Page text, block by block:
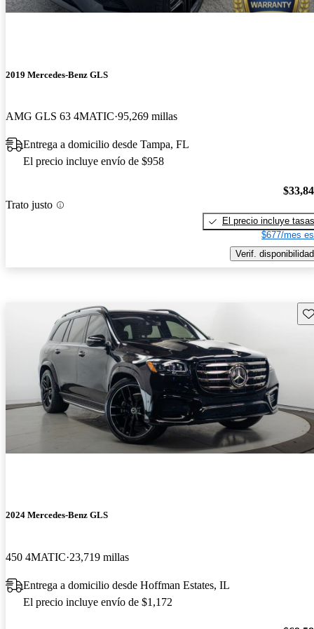
2019 Mercedes-Benz GLS
AMG GLS 63 4MATIC 95,269 millas
Entrega a domicilio desde Tampa, FL
El precio incluye envío de $958
Trato justo
El precio incluye tasas
$677/mes
Verif. disponibilidad
2024 Mercedes-Benz GLS
450 4MATIC 23,719 millas
Entrega a domicilio desde Hoffman Estates, IL
El precio incluye envío de $1,172